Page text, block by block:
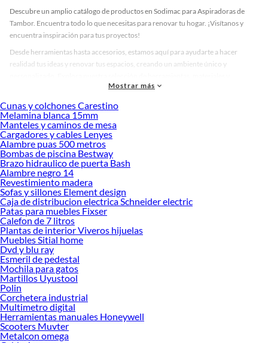
Descubre un amplio catálogo de productos en Sodimac para Aspiradoras de
Tambor. Encuentra todo lo que necesitas para renovar tu hogar. ¡Visítanos y
encuentra inspiración para tus proyectos!
Desde herramientas hasta accesorios, estamos aquí para ayudarte a hacer
realidad tus ideas y renovar tus espacios, creando un ambiente único y
accesorios de calidad que te ayudarán a crear un espacio más tú.
Desde remodelaciones hasta proyectos de decoración, estamos aquí para hacer
tus ideas realidad. ¡Visítanos y encuentra todo lo que tenemos para ofrecerte en
Aspiradoras de Tambor!
Explora la variedad de productos de Aspiradoras de Tambor en Sodimac
Herramientas, materiales y accesorios de calidad para tus proyectos y
renovación de espacios. ¡Visítanos y descubre todo lo que tenemos para
ofrecerte!
Encuentra una amplia variedad de productos de Aspiradoras de Tambor en
Sodimac. Encuentra todo lo necesario para tus proyectos de renovación y
decoración. ¡Visítanos y haz tus ideas realidad!
Mostrar más
Cunas y colchones Carestino
Melamina blanca 15mm
Manteles y caminos de mesa
Cargadores y cables Lenyes
Alambre puas 500 metros
Bombas de piscina Bestway
Brazo hidraulico de puerta Bash
Alambre negro 14
Revestimiento madera
Sofas y sillones Element design
Caja de distribucion electrica Schneider electric
Patas para muebles Fixser
Calefon de 7 litros
Plantas de interior Viveros hijuelas
Muebles Sitial home
Dvd y blu ray
Esmeril de pedestal
Mochila para gatos
Martillos Uyustool
Polin
Corchetera industrial
Multimetro digital
Herramientas manuales Honeywell
Scooters Muvter
Metalcon omega